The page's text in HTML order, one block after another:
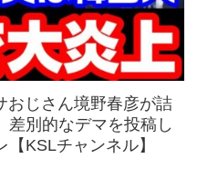
おじさん境野春彦が詰
差別的なデマを投稿し
KSLチャンネル】